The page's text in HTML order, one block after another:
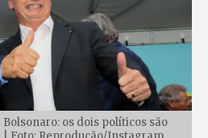
Bolsonaro: os dois políticos são